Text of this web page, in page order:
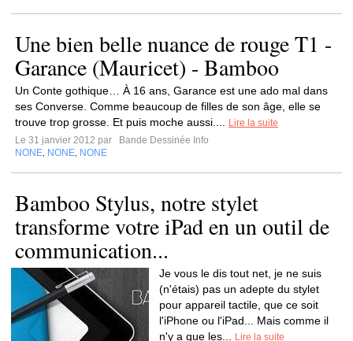
Une bien belle nuance de rouge T1 -
Garance (Mauricet) - Bamboo
Un Conte gothique… À 16 ans, Garance est une ado mal dans
ses Converse. Comme beaucoup de filles de son âge, elle se
trouve trop grosse. Et puis moche aussi....
Lire la suite
Le 31 janvier 2012 par
Bande Dessinée Info
NONE NONE NONE
Bamboo Stylus, notre stylet
transforme votre iPad en un outil de
communication...
Je vous le dis tout net, je ne suis
(n'étais) pas un adepte du stylet
pour appareil tactile, que ce soit
l'iPhone ou l'iPad... Mais comme il
n'y a que les...
Lire la suite